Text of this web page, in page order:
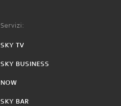
Servizi:
SKY TV
SKY BUSINESS
NOW
SKY BAR